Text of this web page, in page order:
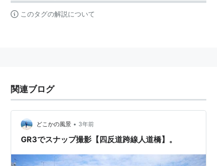
このタグの解説について
関連ブログ
どこかの風景 • 3年前
GR3でスナップ撮影【四反道跨線人道橋】。